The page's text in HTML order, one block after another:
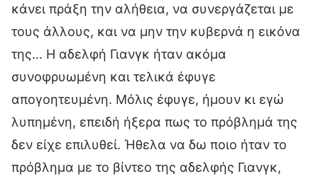
κάνει πράξη την αλήθεια, να συνεργάζεται με
τους άλλους, και να μην την κυβερνά η εικόνα
της… Η αδελφή Γιανγκ ήταν ακόμα
συνοφρυωμένη και τελικά έφυγε
απογοητευμένη. Μόλις έφυγε, ήμουν κι εγώ
λυπημένη, επειδή ήξερα πως το πρόβλημά της
δεν είχε επιλυθεί. Ήθελα να δω ποιο ήταν το
πρόβλημα με το βίντεο της αδελφής Γιανγκ,